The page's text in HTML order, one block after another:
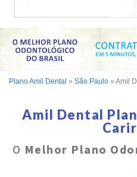
Plano Amil Dental » São Paulo » Amil
Amil Dental
O Melhor Plano